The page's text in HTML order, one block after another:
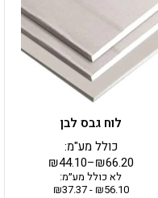
לוח גבס לבן
₪44.10–₪66.20
כולל מע"מ:
לא כולל מע״מ:
₪56.10
-
₪37.37
ניתן
לבחור
את
האפשרויות
המוצר